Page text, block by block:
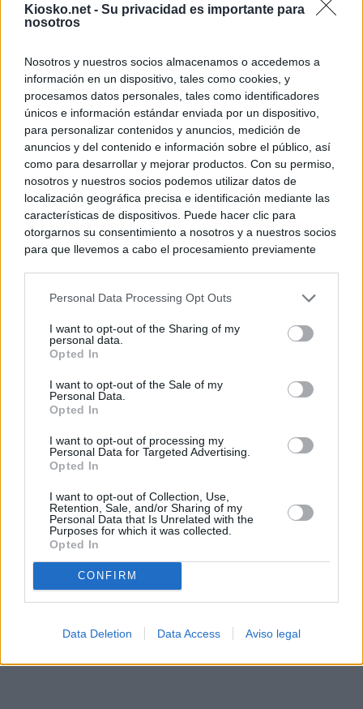
Kiosko.net - Su privacidad es importante para
nosotros
Nosotros y nuestros socios almacenamos o accedemos a
información en un dispositivo, tales como cookies, y
procesamos datos personales, tales como identificadores
únicos e información estándar enviada por un dispositivo,
para personalizar contenidos y anuncios, medición de
anuncios y del contenido e información sobre el público, así
como para desarrollar y mejorar productos. Con su permiso,
nosotros y nuestros socios podemos utilizar datos de
localización geográfica precisa e identificación mediante las
características de dispositivos. Puede hacer clic para
otorgarnos su consentimiento a nosotros y a nuestros socios
para que llevemos a cabo el procesamiento previamente
negar su consentimiento. Tenga en cuenta que algún
de su consentimiento, pero usted tiene el derecho de
rechazar tal procesamiento. Sus preferencias se aplicarán
cualquier momento entrando de nuevo en este sitio web o
visitando nuestra política de privacidad.
Personal Data Processing Opt Outs
I want to opt-out of the Sharing of my
personal data.
Opted In
I want to opt-out of the Sale of my
Personal Data.
Opted In
I want to opt-out of processing my
Personal Data for Targeted Advertising.
Opted In
I want to opt-out of Collection, Use,
Retention, Sale, and/or Sharing of my
Personal Data that Is Unrelated with the
Purposes for which it was collected.
Opted In
CONFIRM
Data Deletion Data Access Aviso legal